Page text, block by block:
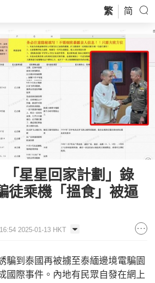
繁 简
「星星回家計劃」錄
徒乘機「搵食」被逼
2025-01-13 HKT
騙到泰國再被擄至泰緬邊境電騙園
國際事件。內地有民眾自發在網上